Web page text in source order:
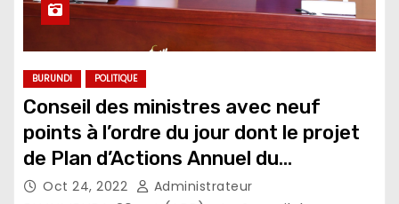
BURUNDI POLITIQUE
Conseil des ministres avec neuf
points à l’ordre du jour dont le projet
de Plan d’Actions Annuel du
gouvernement 2022-2023
Oct 24, 2022 Administrateur